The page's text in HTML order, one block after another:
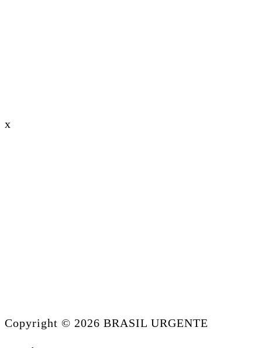
x
Copyright © 2026 BRASIL URGENTE